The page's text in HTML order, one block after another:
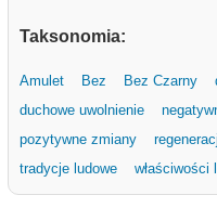
Taksonomia:
Amulet Bez Bez Czarny
duchowe uwolnienie
pozytywne zmiany
tradycje ludowe
właściwości